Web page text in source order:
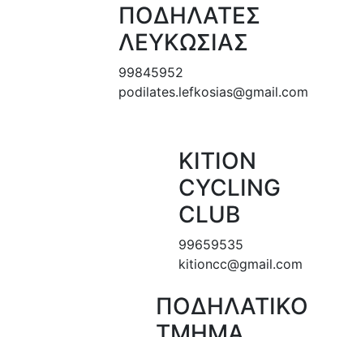
ΠΟΔΗΛΑΤΕΣ
ΛΕΥΚΩΣΙΑΣ
99845952
podilates.lefkosias@gmail.com
ΚΙΤΙΟΝ
CYCLING
CLUB
99659535
kitioncc@gmail.com
ΠΟΔΗΛΑΤΙΚΟ